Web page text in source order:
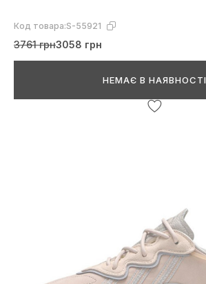
Код товара:S-55921
3761 грн3058 грн
НЕМАЄ В НАЯВНОСТІ